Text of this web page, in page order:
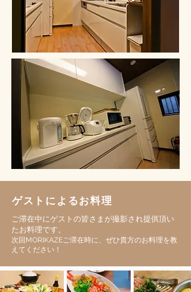
ゲストによるお料理
ご滞在中にゲストの皆さまが撮影され提供頂い
たお料理です。
次回MORIKAZEご滞在時に、ぜひ貴方のお料理を教
えてください！